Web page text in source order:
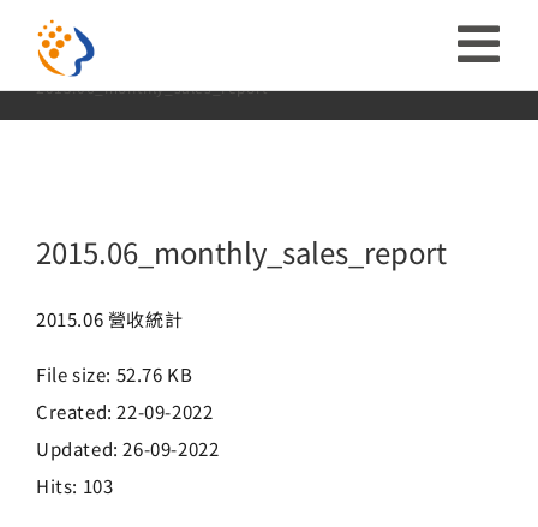
內
收
關於富堡
社會共榮
品牌介紹
2015.06_monthly_sales_report
Home: 首頁
2015.06_monthly_sales_report
2015.06_monthly_sales_report
2015.06 營收統計
File size: 52.76 KB
Created: 22-09-2022
Updated: 26-09-2022
Hits: 103